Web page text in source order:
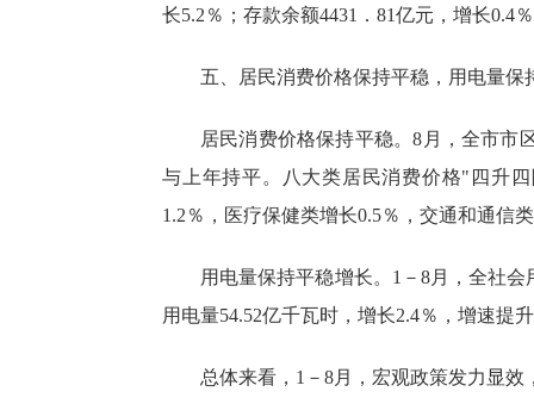
长5.2％ ； 存款余额4431 ．81亿元，增长0.4％
五、居民消费价格保持平稳，用电量保
居民消费价格保持平稳。8月，全市市
与上年持平。八大类居民消费价格"四升
1.2％，医疗保健类增长0.5％，交通和通信
用电量保持平稳增长。 1－8月，全社会
用电量54.52亿千瓦时，增长2.4％，增速提
总体来看， 1－8月，宏观政策发力显